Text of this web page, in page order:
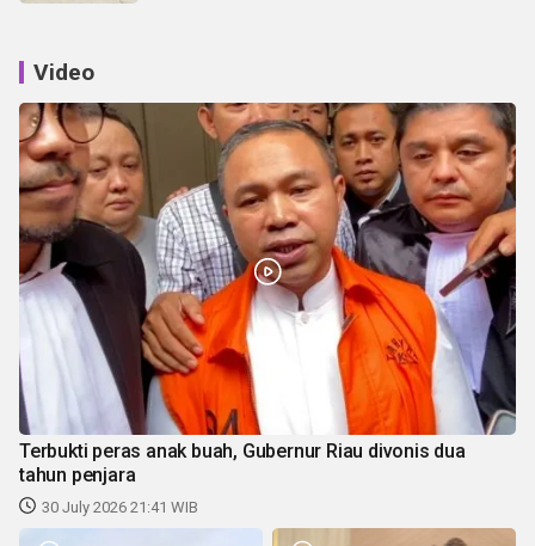
Video
Terbukti peras anak buah, Gubernur Riau divonis dua
tahun penjara
30 July 2026 21:41 WIB